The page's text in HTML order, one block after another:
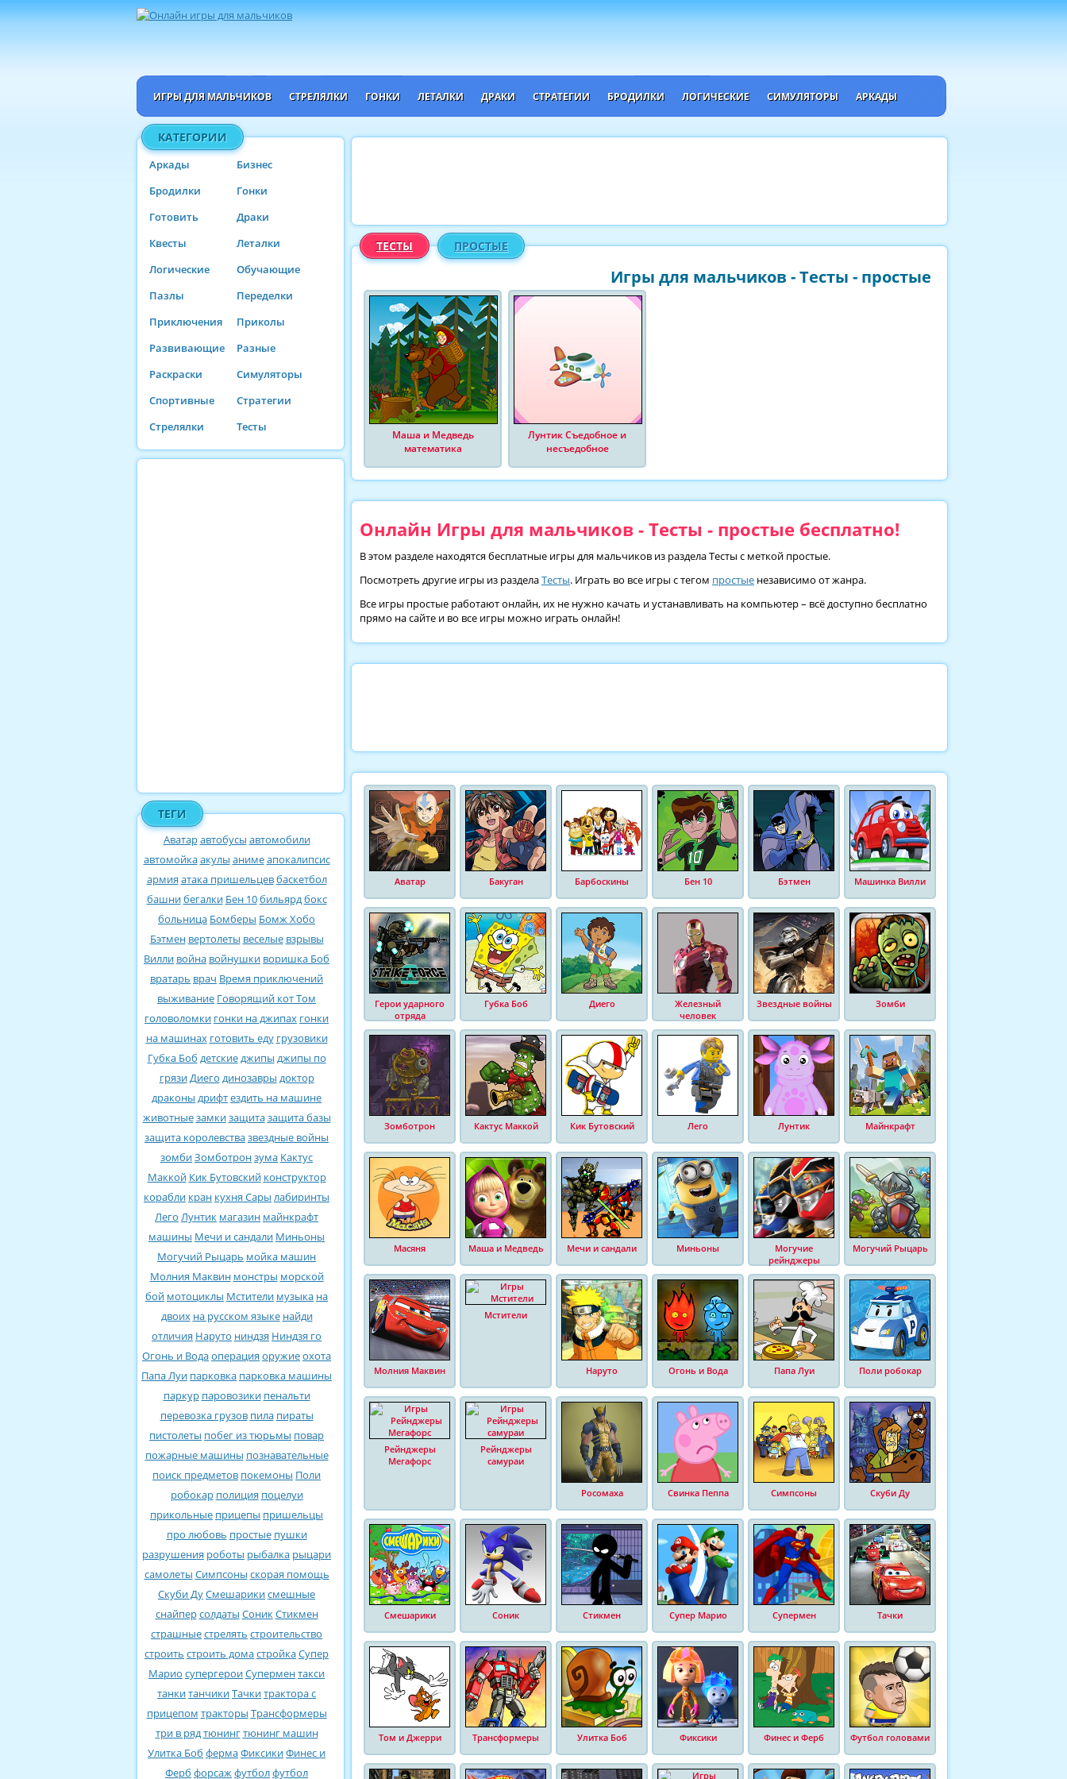
ИГРЫ ДЛЯ МАЛЬЧИКОВ СТРЕЛЯЛКИ ГОНКИ ЛЕТАЛКИ ДРАКИ СТРАТЕГИИ БРОДИЛКИ ЛОГИЧЕСКИЕ СИМУЛЯТОРЫ АРКАДЫ
КАТЕГОРИИ
Аркады
Бизнес
Бродилки
Гонки
Готовить
Драки
Квесты
Леталки
Логические
Обучающие
Пазлы
Переделки
Приключения
Приколы
Развивающие
Разные
Раскраски
Симуляторы
Спортивные
Стратегии
Стрелялки
Тесты
ТЕГИ
Аватаравтобусы автомобили
автомойкаакулы анимеапокалипсис
армия атака пришельцевбаскетбол
башнибегалки Бен 10бильярдбокс
больница Бомберы Бомж Хобо
Бэтмен вертолеты веселые взрывы
Вилли война войнушки воришка Боб
вратарь врач Время приключений
выживание Говорящий кот Том
головоломки гонки на джипах гонки
на машинах готовить еду грузовики
Губка Боб детскиеджипы джипы по
грязиДиего динозавры доктор
драконы дрифтездить на машине
животныезамкизащитазащита базы
защита королевствазвездные войны
зомбиЗомботронзума Кактус
Маккой Кик Бутовский конструктор
корабли кран кухня Сары лабиринты
Лего Лунтик магазин майнкрафт
машины Мечи и сандали Миньоны
Могучий Рыцарь мойка машин
Молния Маквин монстры морской
бой мотоциклы Мстители музыка на
двоих на русском языке найди
отличия Наруто ниндзя Ниндзя го
Огонь и Водаоперация оружиеохота
Папа Луи парковка парковка машины
паркур паровозики пенальти
перевозка грузов пила пираты
пистолеты побег из тюрьмы повар
пожарные машины познавательные
поиск предметов покемоны Поли
робокар полиция поцелуи
прикольные прицепы пришельцы
про любовь простые пушки
разрушения роботы рыбалка рыцари
самолеты Симпсоны скорая помощь
Скуби ДуСмешарикисмешные
снайперсолдаты СоникСтикмен
страшныестрелять строительство
строить строить домастройкаСупер
Марио супергероиСуперментакси
танкитанчикиТачкитрактора с
прицепом тракторы Трансформеры
три в рядтюнингтюнинг машин
Улитка Боб фермаФиксикиФинес и
Ферб форсажфутболфутбол
Игры для мальчиков - Тесты - простые
ТЕСТЫ ПРОСТЫЕ
Маша и Медведь
математика
Лунтик Съедобное и
несъедобное
Онлайн Игры для мальчиков - Тесты - простые бесплатно!
В этом разделе находятся бесплатные игры для мальчиков из раздела Тесты с меткой простые.
Посмотреть другие игры из разделаТесты. Играть во все игры с тегом простые независимо от жанра.
Все игры простые работают онлайн, их не нужно качать и устанавливать на компьютер – всё доступно бесплатно
прямо на сайте и во все игры можно играть онлайн!
Аватар Бакуган Барбоскины Бен 10 Бэтмен Машинка Вилли
Герои ударного
отряда
Губка Боб Диего
Железный
человек
Звездные войны Зомби
Зомботрон Кактус Маккой Кик Бутовский Лего Лунтик Майнкрафт
Масяня Маша и Медведь Мечи и сандали Миньоны
Могучие
рейнджеры
Могучий Рыцарь
Молния Маквин
Мстители
Наруто Огонь и Вода Папа Луи Поли робокар
Рейнджеры
Мегафорс
Рейнджеры
самураи
Росомаха Свинка Пеппа Симпсоны Скуби Ду
Смешарики Соник Стикмен Супер Марио Супермен Тачки
Том и Джерри Трансформеры Улитка Боб Фиксики Финес и Ферб Футбол головами